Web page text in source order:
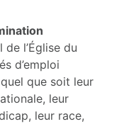
l’Église du
d’emploi
que soit leur
leur
leur race,